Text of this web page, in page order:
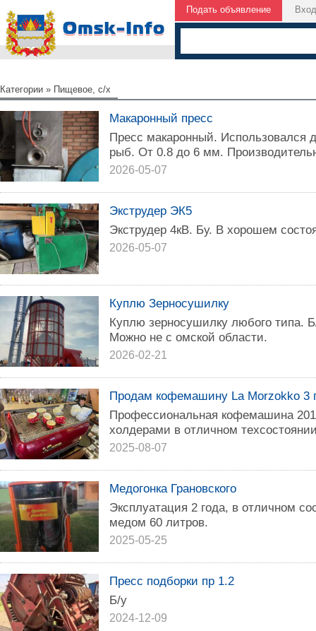
Подать объявление Вход
Категории » Пищевое, с/х
Макаронный пресс
Пресс макаронный. Использовался
рыб. От 0.8 до 6 мм.
2026-05-07
Экструдер ЭК5
Экструдер 4кВ. Бу. В хорошем
2026-05-07
Куплю Зерносушилку
Куплю зерносушилку любого типа.
Можно не с омской области.
2026-02-21
Продам кофемашину La Morzokko 3
Профессиональная кофемашина
холдерами в отличном
2025-08-07
Медогонка Грановского
Эксплуатация 2 года, в отличном
медом 60 литров.
2025-05-25
Пресс подборки пр 1.2
Б/у
2024-12-09